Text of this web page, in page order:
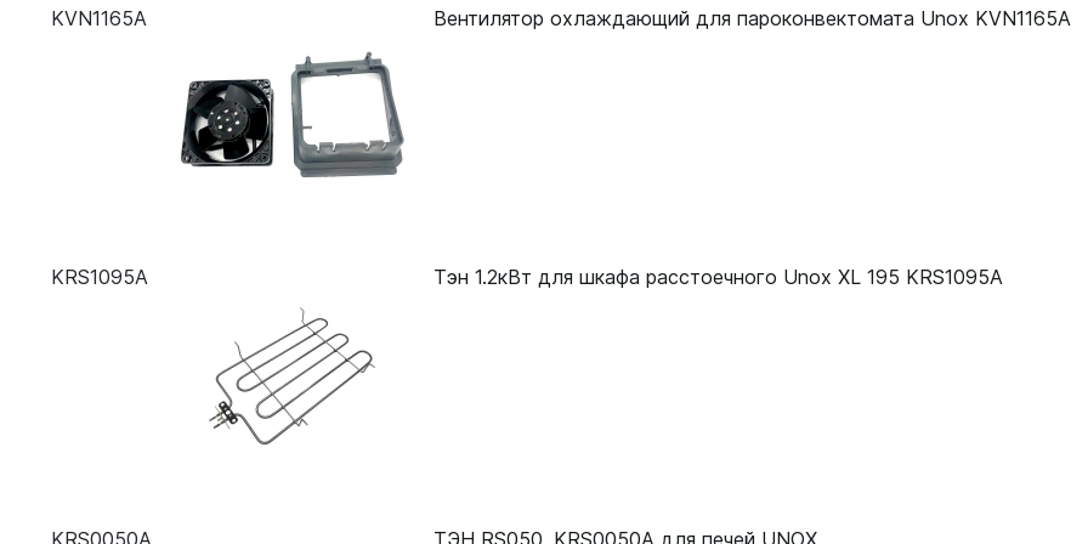
KVN1165A Вентилятор охлаждающий для пароконвектомата Unox KVN1165A
KRS1095A Тэн 1.2кВт для шкафа расстоечного Unox XL 195 KRS1095A